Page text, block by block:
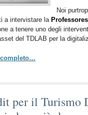
del
Noi
a intervistare la
a tenere uno degli
del TDLAB per la
completo…
per il Turismo